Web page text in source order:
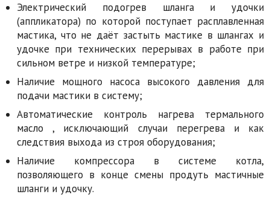
Электрический подогрев шланга и удочки
(аппликатора) по которой поступает расплавленная
мастика, что не даёт застыть мастике в шлангах и
удочке при технических перерывах в работе при
сильном ветре и низкой температуре;
Наличие мощного насоса высокого давления для
подачи мастики в систему;
Автоматические контроль нагрева термального
масло , исключающий случаи перегрева и как
следствия выхода из строя оборудования;
Наличие компрессора в системе котла,
позволяющего в конце смены продуть мастичные
шланги и удочку.